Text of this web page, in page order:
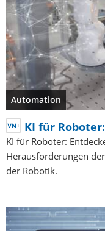
Automation
KI für
KI für Roboter:
Herausforderungen
der Robotik.